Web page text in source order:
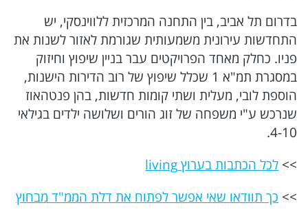
בדרום תל אביב, בין התחנה המרכזית ללווינסקי, יש
התחדשות עירונית משמעותית שגורמת לאזור לשנות את
פניו. כחלק מאחד הפרויקטים עבר בניין שיפוץ וחיזוק
במסגרת תמ"א 1 שכלל שיפוץ של רוב הדירות הישנות,
הוספת לובי, מעלית ושתי קומות חדשות, בהן פנטהאוז
שנרכש ע"י משפחה של זוג הורים ושלושה ילדים בגילאי
4-10.
>> לכל הכתבות בערוץ living
>> כך תוודאו שאי אפשר לפתוח את דלת הממ"ד מבחוץ
דיגיטל
HIX
עיצוב הבית
חופש
חדשות הבוקר
הכרישים
עובדה
סברי מרנן
נדל"ן מדיה
סרטן ריאה
סרטן שד גרורתי
CowFree
12+
easy
לאב איילנד
זמני היום